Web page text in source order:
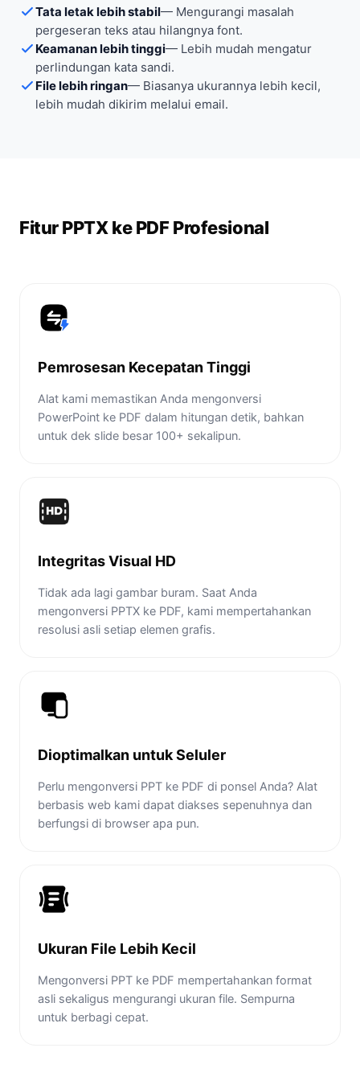
Tata letak lebih stabil— Mengurangi masalah
pergeseran teks atau hilangnya font.
Keamanan lebih tinggi— Lebih mudah mengatur
perlindungan kata sandi.
File lebih ringan— Biasanya ukurannya lebih kecil,
lebih mudah dikirim melalui email.
Fitur PPTX ke PDF Profesional
Pemrosesan Kecepatan Tinggi
Alat kami memastikan Anda mengonversi
PowerPoint ke PDF dalam hitungan detik, bahkan
untuk dek slide besar 100+ sekalipun.
Integritas Visual HD
Tidak ada lagi gambar buram. Saat Anda
mengonversi PPTX ke PDF, kami mempertahankan
resolusi asli setiap elemen grafis.
Dioptimalkan untuk Seluler
Perlu mengonversi PPT ke PDF di ponsel Anda? Alat
berbasis web kami dapat diakses sepenuhnya dan
berfungsi di browser apa pun.
Ukuran File Lebih Kecil
Mengonversi PPT ke PDF mempertahankan format
asli sekaligus mengurangi ukuran file. Sempurna
untuk berbagi cepat.